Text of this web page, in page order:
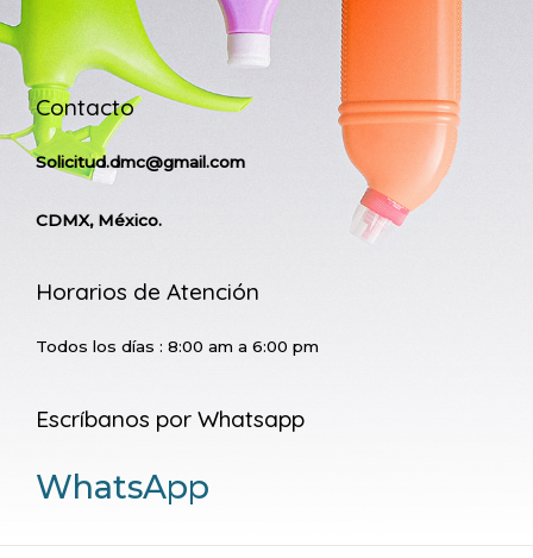
Contacto
Solicitud.dmc@gmail.com
CDMX, México.
Horarios de Atención
Todos los días : 8:00 am a 6:00 pm
Escríbanos por Whatsapp
WhatsApp